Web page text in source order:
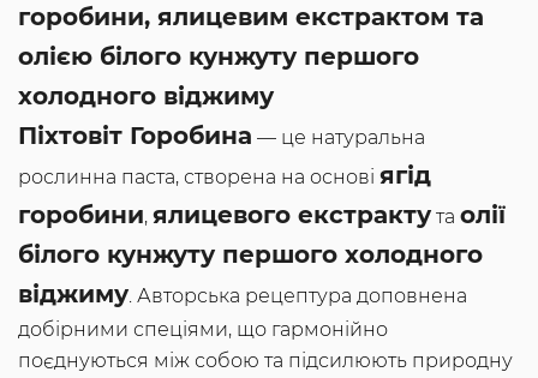
горобини, ялицевим екстрактом та
олією білого кунжуту першого
холодного віджиму
Піхтовіт Горобина — це натуральна
рослинна паста, створена на основі ягід
горобини, ялицевого екстракту та олії
білого кунжуту першого холодного
віджиму. Авторська рецептура доповнена
добірними спеціями, що гармонійно
поєднуються між собою та підсилюють природну